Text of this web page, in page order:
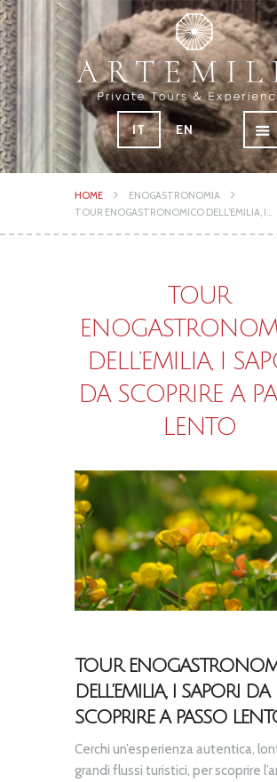
IT EN
HOME
ENOGASTRONOMIA
TOUR ENOGASTRONOMICO DELL’EMILIA, I...
TOUR
DELL’EMILIA, I
DA SCOPRIRE A
LENTO
TOUR
DELL’EMILIA, I SAPORI DA
SCOPRIRE A PASSO
Cerchi un’esperienza autentica,
grandi flussi turistici, per scoprire